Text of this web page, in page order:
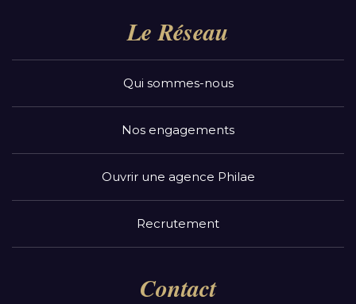
Le Réseau
Qui sommes-nous
Nos engagements
Ouvrir une agence Philae
Recrutement
Contact